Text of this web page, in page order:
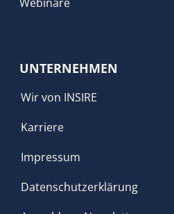
Webinare
UNTERNEHMEN
Wir von INSIRE
Karriere
Impressum
Datenschutzerklärung